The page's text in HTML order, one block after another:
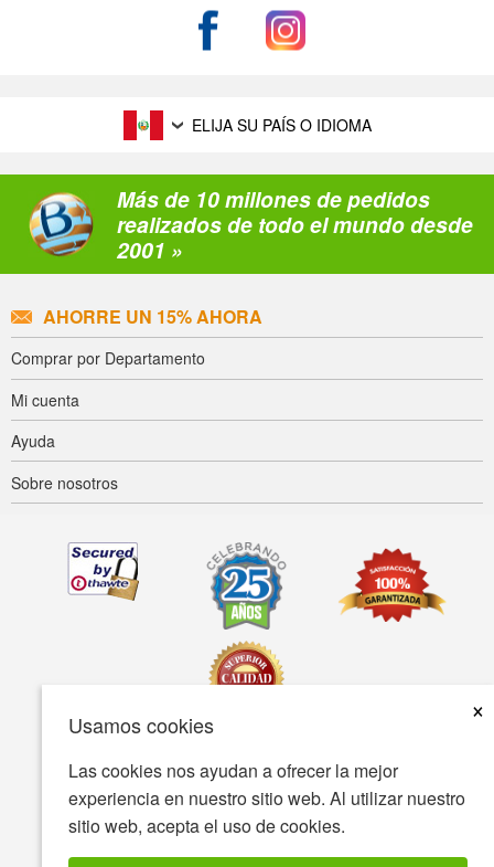
Usamos cookies
×
Las cookies nos ayudan a ofrecer la mejor
experiencia en nuestro sitio web. Al utilizar nuestro
sitio web, acepta el uso de cookies.
ELIJA SU PAÍS O IDIOMA
Más de 10 millones de pedidos
realizados de todo el mundo desde
2001 »
AHORRE UN 15% AHORA
Comprar por Departamento
Mi cuenta
Ayuda
Sobre nosotros
Accesibilidad Condiciones de uso Política de privacidad
Política de seguridad
© Copyright 2001-2026 BIOVEA Todos los derechos reservados